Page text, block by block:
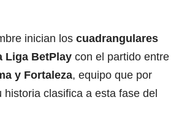
inician los cuadrangulares
Liga BetPlay con el partido entre
y Fortaleza, equipo que por
historia clasifica a esta fase del